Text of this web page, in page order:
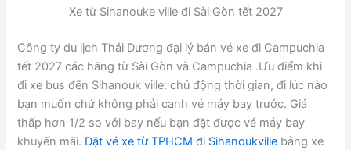
Xe từ Sihanouke ville đi Sài Gòn tết 2027
Công ty du lịch Thái Dương đại lý bán vé xe đi Campuchia
tết 2027 các hãng từ Sài Gòn và Campuchia .Ưu điểm khi
đi xe bus đến Sihanouk ville: chủ động thời gian, đi lúc nào
bạn muốn chứ không phải canh vé máy bay trước. Giá
thấp hơn 1/2 so với bay nếu bạn đặt được vé máy bay
khuyến mãi. Đặt vé xe từ TPHCM đi Sihanoukville bằng xe